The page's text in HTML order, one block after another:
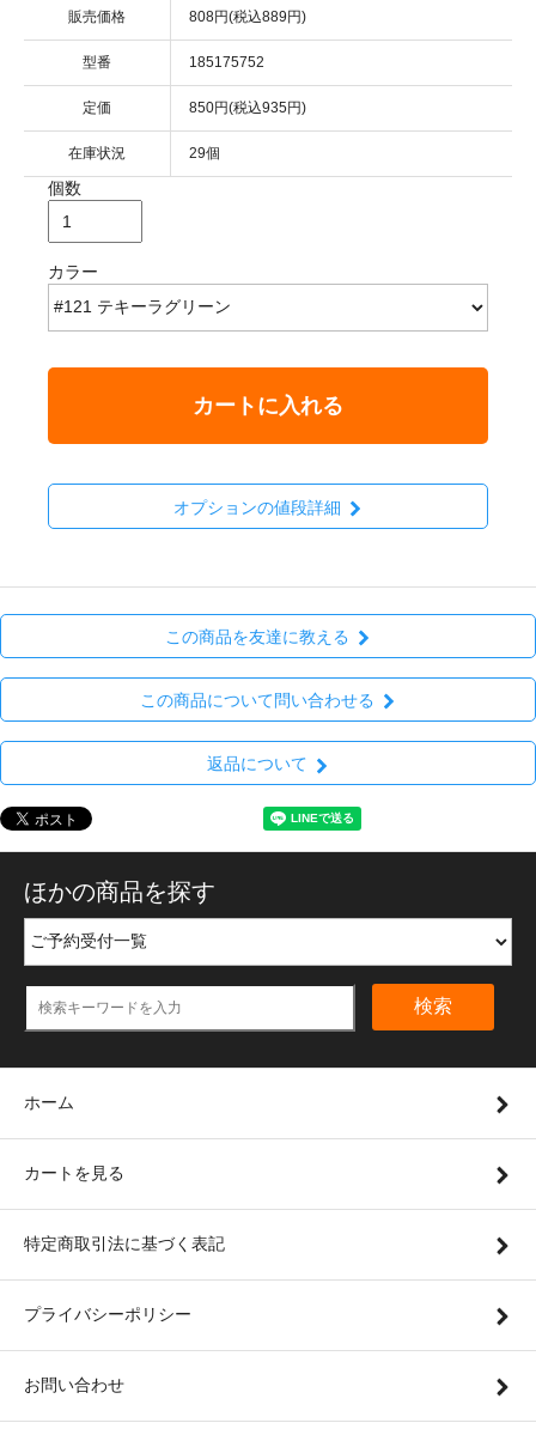
販売価格 808円(税込889円)
型番 185175752
定価 850円(税込935円)
在庫状況 29個
個数
カラー
カートに入れる
オプションの値段詳細
この商品を友達に教える
この商品について問い合わせる
返品について
ほかの商品を探す
検索
ホーム
カートを見る
特定商取引法に基づく表記
プライバシーポリシー
お問い合わせ